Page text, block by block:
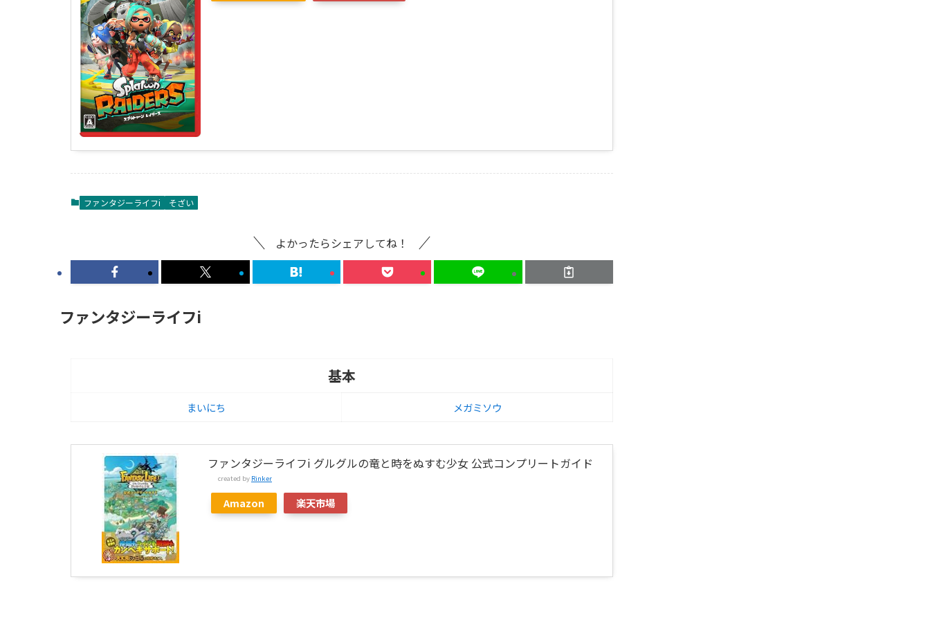
ファンタジーライフi そざい
よかったらシェアしてね！
ファンタジーライフi
基本
まいにち メガミソウ
ファンタジーライフi グルグルの竜と時をぬすむ少女 公式コンプリートガイド
created by Rinker
Amazon 楽天市場